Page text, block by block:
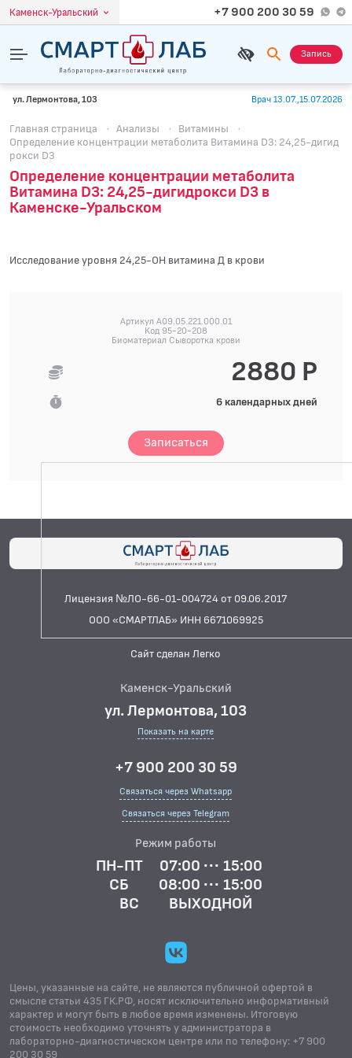
Каменск-Уральский +7 900 200 30 59
Запись
ул. Лермонтова, 103 Врач 13.07.,15.07.2026
Главная страница · Анализы · Витамины
·
Определение концентрации метаболита Витамина D3: 24,25-дигид
рокси D3
Определение концентрации метаболита
Витамина D3: 24,25-дигидрокси D3 в
Каменске-Уральском
Исследование уровня 24,25-OH витамина Д в крови
Артикул A09.05.221.000.01
Код 95-20-208
Биоматериал Сыворотка крови
2880 Р
6 календарных дней
Записаться
Лицензия №ЛО-66-01-004724 от 09.06.2017
ООО «СМАРТЛАБ» ИНН 6671069925
Сайт сделан Легко
Каменск-Уральский
ул. Лермонтова, 103
Показать на карте
+7 900 200 30 59
Связаться через Whatsapp
Связаться через Telegram
Режим работы
ПН-ПТ
07:00 ··· 15:00
СБ
08:00 ··· 15:00
ВС
ВЫХОДНОЙ
Цены, указанные на сайте, не являются публичной офертой в
смысле статьи 435 ГК.РФ, носят исключительно информативный
характер и могут быть в любое время изменены. Итоговую
стоимость необходимо уточнять у администратора в
лабораторно-диагностическом центре или по телефону: +7 900
200 30 59